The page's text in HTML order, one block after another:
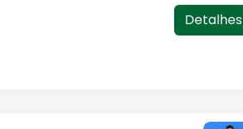
Detalhes